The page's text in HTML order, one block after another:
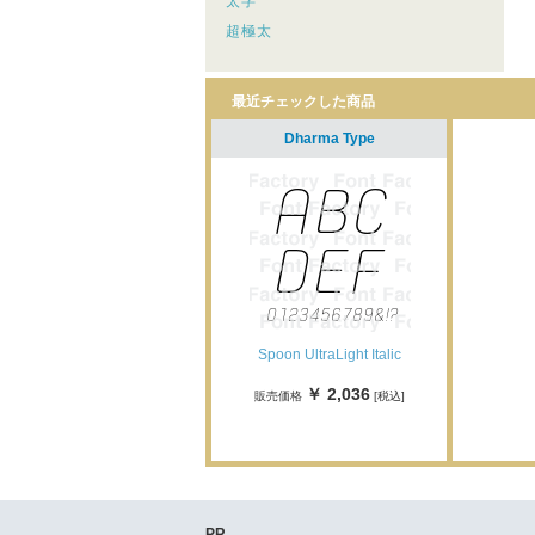
超極太
最近チェックした商品
Dharma Type
Spoon UltraLight Italic
販売価格 ￥ 2,036[税込]